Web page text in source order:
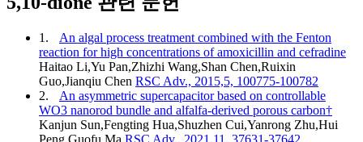
1.
An algal process treatment combined with the Fenton
reaction for high concentrations of amoxicillin and cefradine
Haitao Li,Yu Pan,Zhizhi Wang,Shan Chen,Ruixin
Guo,Jianqiu Chen RSC Adv., 2015,5, 100775-100782
2.
An asymmetric supercapacitor based on controllable
WO3 nanorod bundle and alfalfa-derived porous carbon†
Kanjun Sun,Fengting Hua,Shuzhen Cui,Yanrong Zhu,Hui